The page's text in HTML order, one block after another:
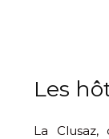
Les
La Clusaz,